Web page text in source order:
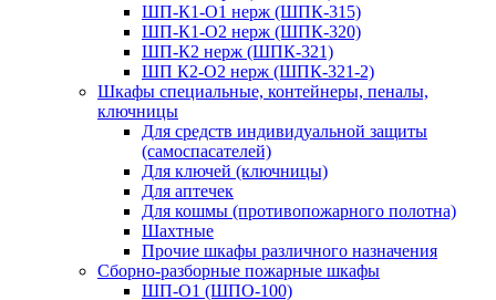
ШП-К1-О1 нерж (ШПК-315)
ШП-К1-О2 нерж (ШПК-320)
ШП-К2 нерж (ШПК-321)
ШП К2-О2 нерж (ШПК-321-2)
Шкафы специальные, контейнеры, пеналы,
ключницы
Для средств индивидуальной защиты
(самоспасателей)
Для ключей (ключницы)
Для аптечек
Для кошмы (противопожарного полотна)
Шахтные
Прочие шкафы различного назначения
Сборно-разборные пожарные шкафы
ШП-О1 (ШПО-100)